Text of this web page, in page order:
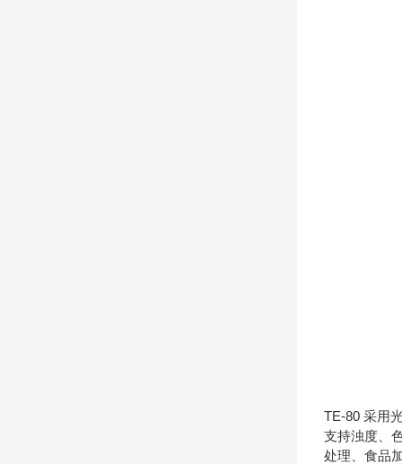
TE-80 采用
支持浊度、
处理、食品